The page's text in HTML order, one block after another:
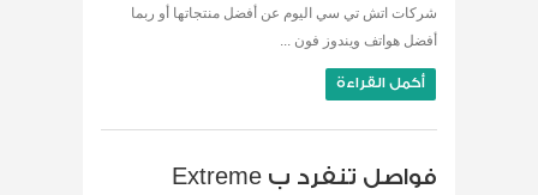
شركات اتش تي سي اليوم عن أفضل منتجاتها أو ربما
أفضل هواتف ويندوز فون ...
أكمل القراءة
فواصل تنفرد ب Extreme